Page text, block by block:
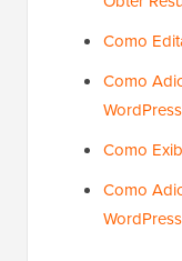
Como
Como
WordPress
Como
Como